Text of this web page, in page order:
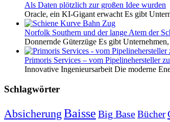
Als Daten plötzlich zur großen Idee wurden
Oracle, ein KI-Gigant erwacht Es gibt
Norfolk Southern und der lange Atem der
Donnernde Güterzüge Es gibt
Primoris Services – vom Pipelinehersteller
Innovative Ingenieursarbeit Die moderne
Schlagwörter
Absicherung Baisse Big BaseBücher